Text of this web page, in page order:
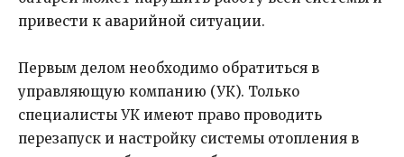
привести к аварийной ситуации.
Первым делом необходимо обратиться в
управляющую компанию (УК). Только
специалисты УК имеют право проводить
перезапуск и настройку системы отопления в